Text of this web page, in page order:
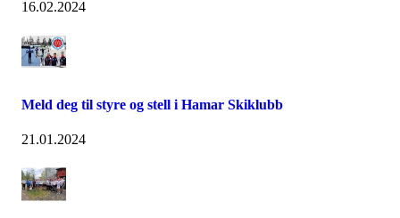
16.02.2024
Meld deg til styre og stell i Hamar Skiklubb
21.01.2024